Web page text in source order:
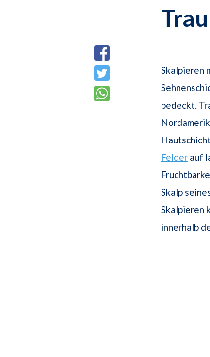
Skalpieren
bedeckt.
Felder auf
Skalp
Skalpieren
innerhalb